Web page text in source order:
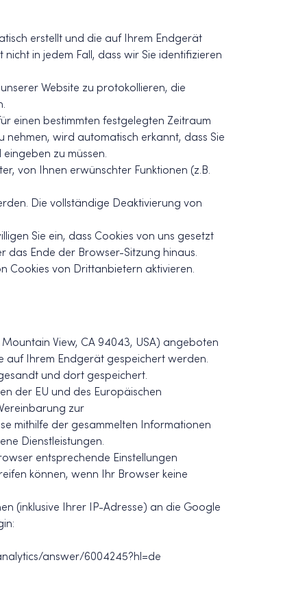
erstellt und die auf Ihrem Endgerät
in jedem Fall, dass wir Sie identifizieren
Website zu protokollieren, die
einen bestimmten festgelegten Zeitraum
nehmen, wird automatisch erkannt, dass Sie
zu müssen.
von Ihnen erwünschter Funktionen (z.B.
Die vollständige Deaktivierung von
Sie ein, dass Cookies von uns gesetzt
Ende der Browser-Sitzung hinaus.
Cookies von Drittanbietern aktivieren.
View, CA 94043, USA) angeboten
auf Ihrem Endgerät gespeichert werden.
und dort gespeichert.
der EU und des Europäischen
zur
mithilfe der gesammelten Informationen
Dienstleistungen.
entsprechende Einstellungen
können, wenn Ihr Browser keine
(inklusive Ihrer IP-Adresse) an die Google
answer/6004245?hl=de